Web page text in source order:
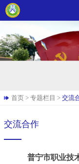
首页 > 专题栏目 > 交流
交流合作
普宁市职业技